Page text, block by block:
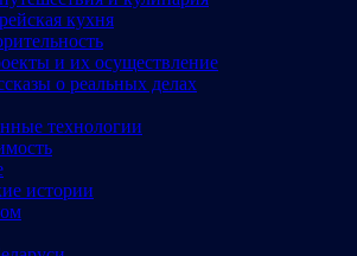
кухня
и их осуществление
о реальных делах
технологии
истории